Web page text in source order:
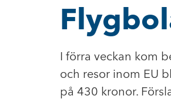
I förra veckan kom
och resor inom EU
på 430 kronor.